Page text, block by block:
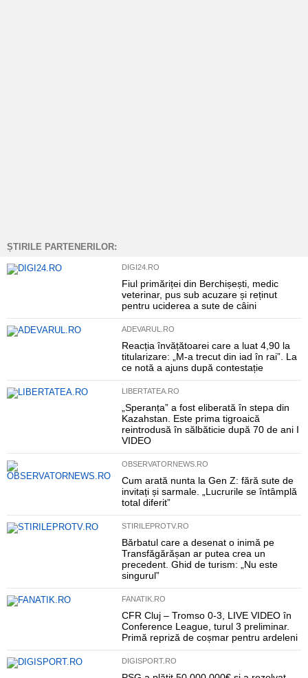
ȘTIRILE PARTENERILOR:
DIGI24.RO
Fiul primăriței din Berchișești, medic
veterinar, pus sub acuzare și reținut
pentru uciderea a sute de câini
ADEVARUL.RO
Reacția învățătoarei care a luat 4,90 la
titularizare: „M-a trecut din iad în rai”. La
ce notă a ajuns după contestație
LIBERTATEA.RO
„Speranța” a fost eliberată în stepa din
Kazahstan. Este prima tigroaică
reintrodusă în sălbăticie după 70 de ani I
VIDEO
OBSERVATORNEWS.RO
Cum arată nunta la Gen Z: fără sute de
invitați și sarmale. „Lucrurile se întâmplă
total diferit”
STIRILEPROTV.RO
Bărbatul care a desenat o inimă pe
Transfăgărășan ar putea crea un
precedent. Ghid de turism: „Nu este
singurul”
FANATIK.RO
CFR Cluj – Tromso 0-3, LIVE VIDEO în
Conference League, turul 3 preliminar.
Primă repriză de coșmar pentru ardeleni
DIGISPORT.RO